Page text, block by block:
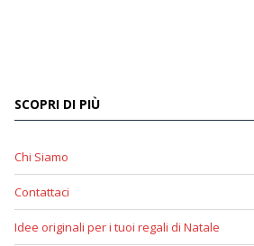
SCOPRI DI PIÙ
Chi Siamo
Contattaci
Idee originali per i tuoi regali di Natale